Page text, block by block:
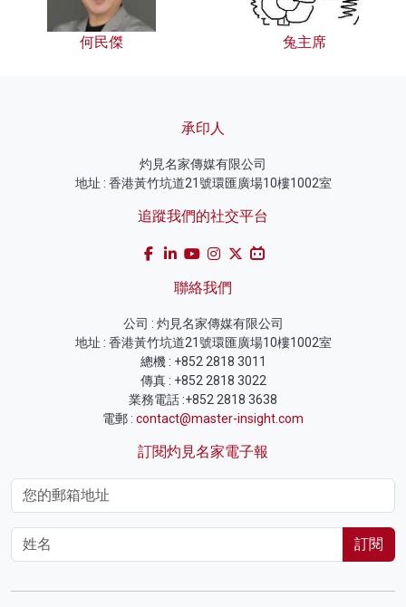
何民傑 兔主席
承印人
灼見名家傳媒有限公司
地址 : 香港黃竹坑道21號環匯廣場10樓1002室
追蹤我們的社交平台
聯絡我們
公司 : 灼見名家傳媒有限公司
地址 : 香港黃竹坑道21號環匯廣場10樓1002室
總機 : +852 2818 3011
傳真 : +852 2818 3022
業務電話 :+852 2818 3638
電郵 : contact@master-insight.com
訂閱灼見名家電子報
訂閱